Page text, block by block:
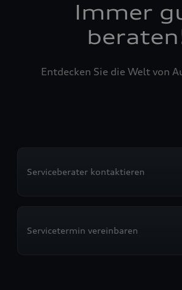
Immer
Entdecken Sie die Welt von
Serviceberater kontaktieren
Servicetermin vereinbaren